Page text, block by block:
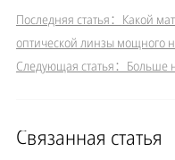
Последняя статья：
Какой
оптической линзы мощного
Следующая статья：Больше
Связанная статья